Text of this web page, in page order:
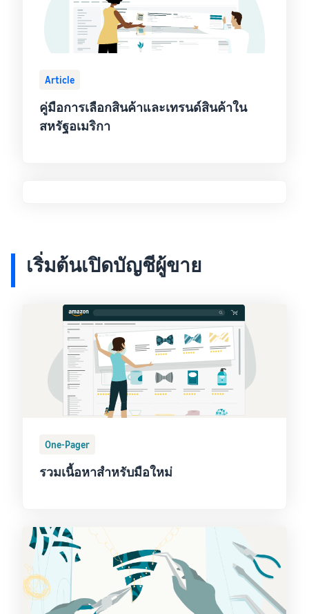
Article
คู่มือการเลือกสินค้าและเทรนด์สินค้าใน
สหรัฐอเมริกา
เริ่มต้นเปิดบัญชีผู้ขาย
One-Pager
รวมเนื้อหาสำหรับมือใหม่